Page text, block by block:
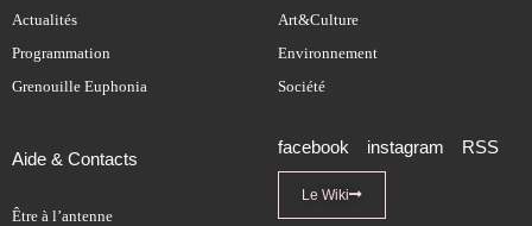
Actualités
Programmation
Grenouille Euphonia
Art&Culture
Environnement
Société
Aide & Contacts
Être à l’antenne
facebook instagram RSS
Le Wiki